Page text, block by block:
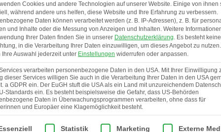
Cookies und andere Technologien auf unserer Website. Einige von ihnen
während andere uns helfen, diese Website und Ihre Erfahrung zu verbessern.
Daten können verarbeitet werden (z. B. IP-Adressen), z. B. für
und Inhalte oder die Messung von Anzeigen und Inhalten. Weitere
Ihrer Daten finden Sie in unserer Datenschutzerklärung. Es besteht keine
in die Verarbeitung Ihrer Daten einzuwilligen, um dieses Angebot zu nutzen.
Ihre Auswahl jederzeit unter Einstellungen widerrufen oder anpassen.
verarbeiten personenbezogene Daten in den USA. Mit Ihrer Einwilligung
dieser Services willigen Sie auch in die Verarbeitung Ihrer Daten in den USA
a GDPR ein. Der EuGH stuft die USA als ein Land mit unzureichendem
Standards ein. Es besteht beispielsweise die Gefahr, dass US-Behörden
Daten in Überwachungsprogrammen verarbeiten, ohne dass für
und Europäer eine Klagemöglichkeit besteht.
eine Liste der Service-Gruppen, für die eine Einwilligung
Statistik Marketing Externe